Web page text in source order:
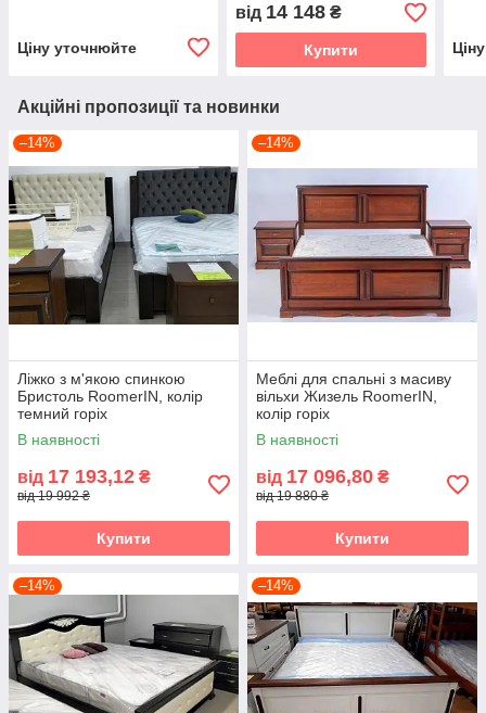
Ціну уточнюйте
від 14 148₴
Купити
Акційні пропозиції та новинки
–14%
Ліжко з м'якою спинкою
Бристоль RoomerIN, колір
темний горіх
В наявності
від 17 193,12 ₴
від 19 992 ₴
Купити
–14%
Меблі для спальні з масиву
вільхи Жизель RoomerIN,
колір горіх
В наявності
від 17 096,80 ₴
від 19 880 ₴
Купити
–14% –14%